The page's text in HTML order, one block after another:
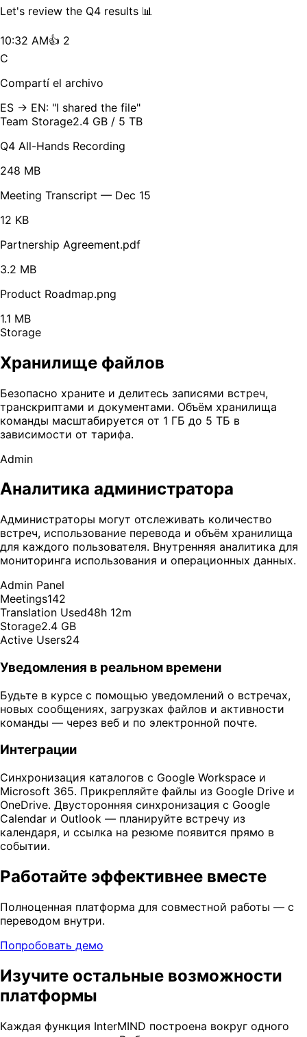
Let's review the Q4 results 📊
10:32 AM👍 2
C
Compartí el archivo
ES → EN: "I shared the file"
Team Storage2.4 GB / 5 TB
Q4 All-Hands Recording
248 MB
Meeting Transcript — Dec 15
12 KB
Partnership Agreement.pdf
3.2 MB
Product Roadmap.png
1.1 MB
Storage
Хранилище файлов
Безопасно храните и делитесь записями встреч,
транскриптами и документами. Объём хранилища
команды масштабируется от 1 ГБ до 5 ТБ в
зависимости от тарифа.
Admin
Аналитика администратора
Администраторы могут отслеживать количество
встреч, использование перевода и объём хранилища
для каждого пользователя. Внутренняя аналитика для
мониторинга использования и операционных данных.
Admin Panel
Meetings142
Translation Used48h 12m
Storage2.4 GB
Active Users24
Уведомления в реальном времени
Будьте в курсе с помощью уведомлений о встречах,
новых сообщениях, загрузках файлов и активности
команды — через веб и по электронной почте.
Интеграции
Синхронизация каталогов с Google Workspace и
Microsoft 365. Прикрепляйте файлы из Google Drive и
OneDrive. Двусторонняя синхронизация с Google
Calendar и Outlook — планируйте встречу из
календаря, и ссылка на резюме появится прямо в
событии.
Работайте эффективнее вместе
Полноценная платформа для совместной работы — с
переводом внутри.
Попробовать демо
Изучите остальные возможности
платформы
Каждая функция InterMIND построена вокруг одного